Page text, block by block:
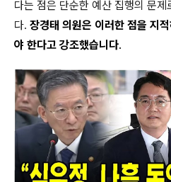
다는 점은 단순한 예산 집행의 문제
다. 장경태 의원은 이러한 점을 지
야 한다고 강조했습니다.